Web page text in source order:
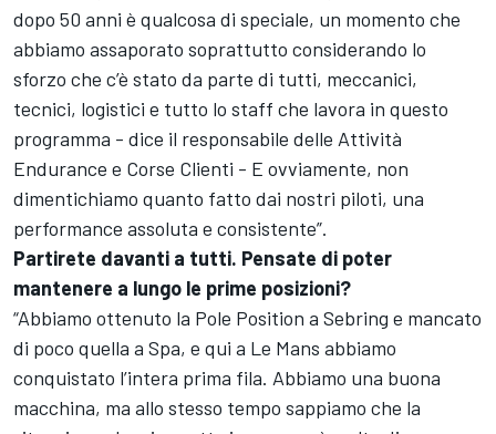
dopo 50 anni è qualcosa di speciale, un momento che
abbiamo assaporato soprattutto considerando lo
sforzo che c’è stato da parte di tutti, meccanici,
tecnici, logistici e tutto lo staff che lavora in questo
programma - dice il responsabile delle Attività
Endurance e Corse Clienti - E ovviamente, non
dimentichiamo quanto fatto dai nostri piloti, una
performance assoluta e consistente”.
Partirete davanti a tutti. Pensate di poter
mantenere a lungo le prime posizioni?
“Abbiamo ottenuto la Pole Position a Sebring e mancato
di poco quella a Spa, e qui a Le Mans abbiamo
conquistato l’intera prima fila. Abbiamo una buona
macchina, ma allo stesso tempo sappiamo che la